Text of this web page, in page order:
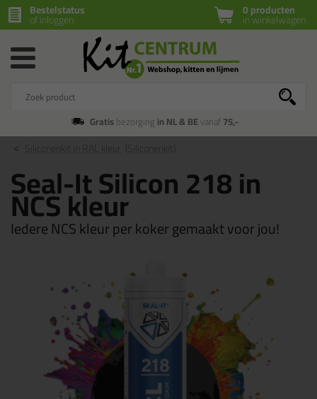
0 producten
in winkelwagen
Bestelstatus
of inloggen
Gratisbezorging in NL & BEvanaf75,-
Seal-It Silicon 218 in
NCS kleur
Iedere NCS kleur per koker gemaakt voor jou!